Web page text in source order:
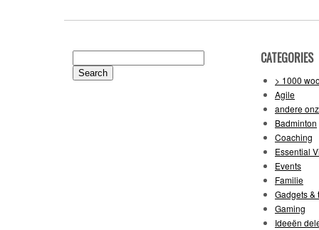
for:
CATEGORIES
> 1000
Agile
andere
Badminton
Coaching
Essential
Events
Familie
Gadgets &
Gaming
Ideeën